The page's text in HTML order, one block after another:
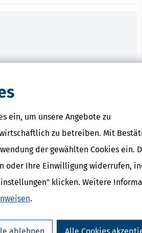
ein, um unsere Angebote zu
zu betreiben. Mit
der gewählten Cookies ein.
oder Ihre Einwilligung widerrufen,
klicken. Weitere
.
ablehnen Alle Cookies